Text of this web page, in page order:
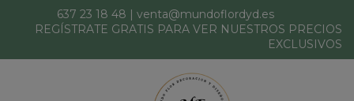
637 23 18 48 | venta@mundoflordyd.es
REGÍSTRATE GRATIS PARA VER NUESTROS PRECIOS
EXCLUSIVOS